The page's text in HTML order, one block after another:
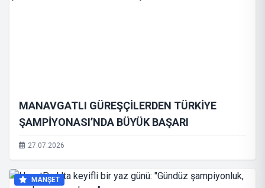
MANAVGATLI GÜREŞÇİLERDEN TÜRKİYE
ŞAMPİYONASI’NDA BÜYÜK BAŞARI
27.07.2026
MANŞET